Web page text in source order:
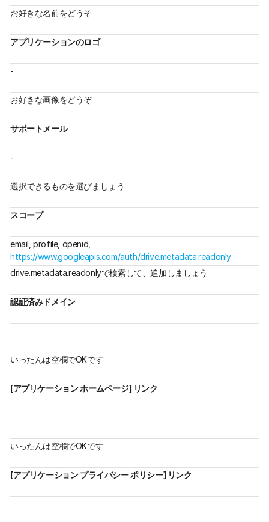
お好きな名前をどうそ
アプリケーションのロゴ
-
お好きな画像をどうぞ
サポートメール
-
選択できるものを選びましょう
スコープ
email, profile, openid,
https://www.googleapis.com/auth/drive.metadata.readonly
drive.metadata.readonlyで検索して、追加しましょう
認証済みドメイン
いったんは空欄でOKです
[アプリケーション ホームページ] リンク
いったんは空欄でOKです
[アプリケーション プライバシー ポリシー] リンク